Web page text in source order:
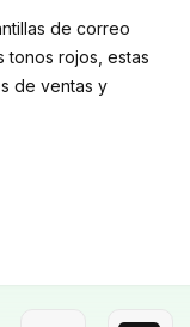
de correo
tonos rojos, estas
de ventas y